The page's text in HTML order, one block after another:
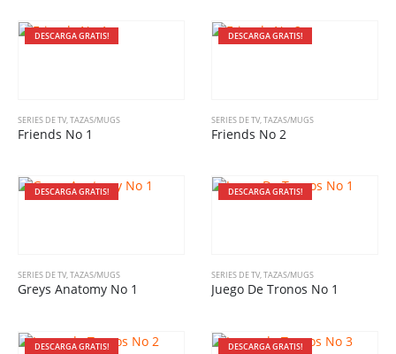
DESCARGA GRATIS!
SERIES DE TV TAZAS/MUGS
Friends No 1
DESCARGA GRATIS!
SERIES DE TV TAZAS/MUGS
Friends No 2
DESCARGA GRATIS!
SERIES DE TV,TAZAS/MUGS
Greys Anatomy No 1
DESCARGA GRATIS!
SERIES DE TV,TAZAS/MUGS
Juego De Tronos No 1
DESCARGA GRATIS! DESCARGA GRATIS!